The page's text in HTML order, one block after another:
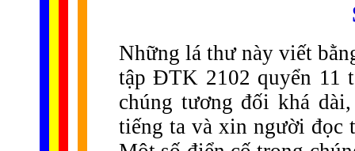
Những lá thư này viết
tập ĐTK 2102 quyển 11
chúng tương đối khá
tiếng ta và xin người đọc